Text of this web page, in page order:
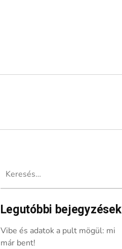
Legutóbbi bejegyzések
Vibe és adatok a pult mögül: mi
már bent!